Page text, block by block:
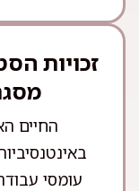
זכויות
החיים
עומסי